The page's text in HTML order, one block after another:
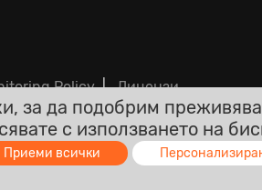
Policy|Лицензи
крайни с включен ДДС. Без
за да подобрим
с използването на
Приеми всички